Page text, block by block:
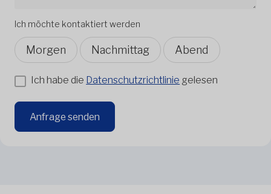
Ich möchte kontaktiert werden
Morgen Nachmittag Abend
Ich habe die Datenschutzrichtlinie gelesen
Anfrage senden